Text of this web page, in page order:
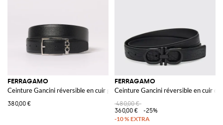
FERRAGAMO
Ceinture Gancini réversible en cuir grainé
380,00 €
FERRAGAMO
Ceinture Gancini réversible en cuir
480,00 €
360,00 €
-25%